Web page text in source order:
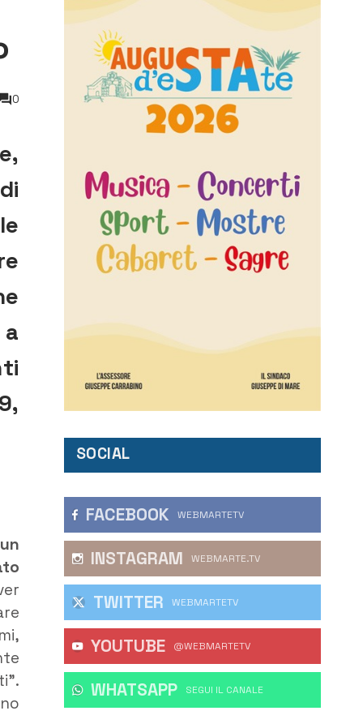
0
SOCIAL
FACEBOOK WEBMARTETV
INSTAGRAM WEBMARTE.TV
TWITTER WEBMARTETV
YOUTUBE @WEBMARTETV
WHATSAPP ‎SEGUI IL CANALE